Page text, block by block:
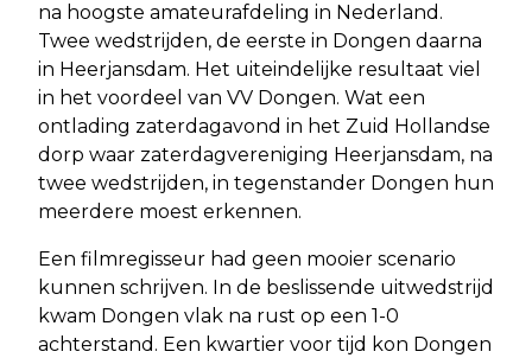
na hoogste amateurafdeling in Nederland.
Twee wedstrijden, de eerste in Dongen daarna
in Heerjansdam. Het uiteindelijke resultaat viel
in het voordeel van VV Dongen. Wat een
ontlading zaterdagavond in het Zuid Hollandse
dorp waar zaterdagvereniging Heerjansdam, na
twee wedstrijden, in tegenstander Dongen hun
meerdere moest erkennen.
Een filmregisseur had geen mooier scenario
kunnen schrijven. In de beslissende uitwedstrijd
kwam Dongen vlak na rust op een 1-0
achterstand. Een kwartier voor tijd kon Dongen